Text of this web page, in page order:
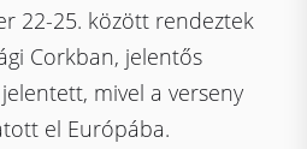
22-25. között rendeztek
Corkban, jelentős
mivel a verseny
el Európába.